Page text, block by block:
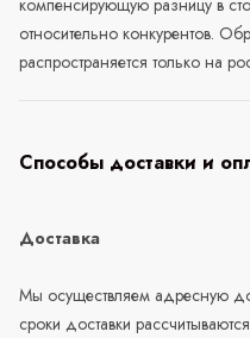
компенсирующую разницу в
относительно конкурентов.
распространяется только на
Способы доставки и
Доставка
Мы осуществляем адресную
сроки доставки